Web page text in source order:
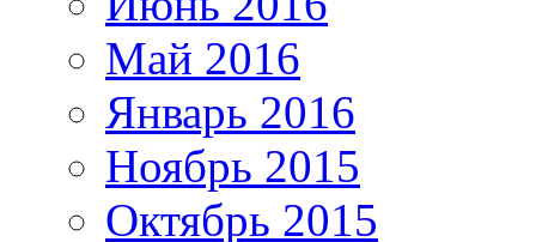
Май 2016
Январь 2016
Ноябрь 2015
Октябрь 2015